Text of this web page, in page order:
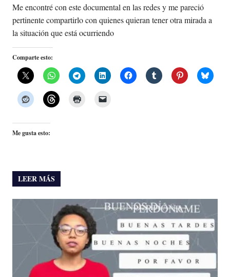
Me encontré con este documental en las redes y me pareció
pertinente compartirlo con quienes quieran tener otra mirada a
la situación que está ocurriendo
Comparte esto:
Me gusta esto:
LEER MÁS